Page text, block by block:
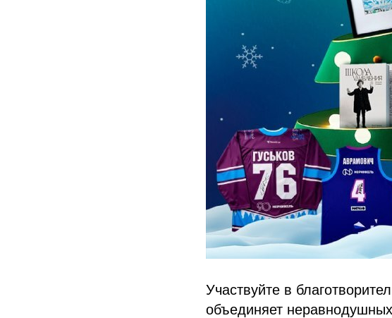
Участвуйте в
объединяет